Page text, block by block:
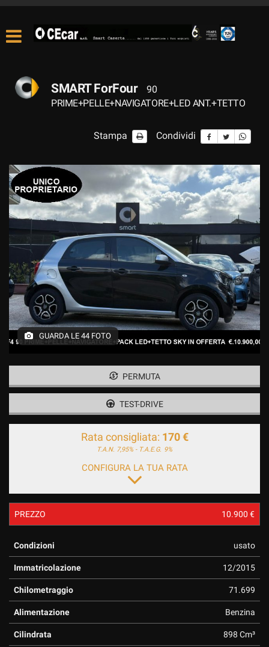
SMART ForFour
90
PRIME+PELLE+NAVIGATORE+LED ANT.+TETTO
Stampa Condividi
GUARDA LE 44 FOTO
PERMUTA
TEST-DRIVE
Rata consigliata: 170 €
T.A.N. 7,95% - T.A.E.G. 9%
CONFIGURA LA TUA RATA
PREZZO 10.900 €
Condizioni usato
Immatricolazione 12/2015
Chilometraggio 71.699
Alimentazione Benzina
Cilindrata 898 Cm³